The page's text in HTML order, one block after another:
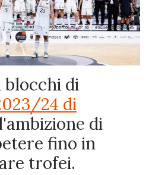
blocchi di
24 di
di
fino in
trofei.